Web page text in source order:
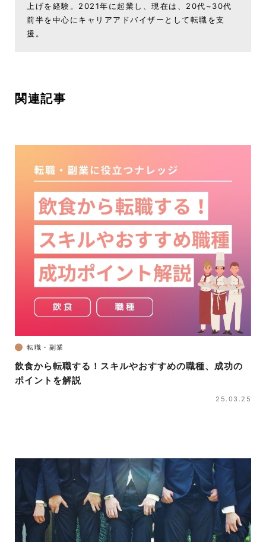
上げを経験。2021年に起業し、現在は、20代~30代
前半を中心にキャリアアドバイザーとして転職を支
援。
関連記事
転職・副業
飲食から転職する！スキルやおすすめの職種、成功の
ポイントを解説
25.03.25